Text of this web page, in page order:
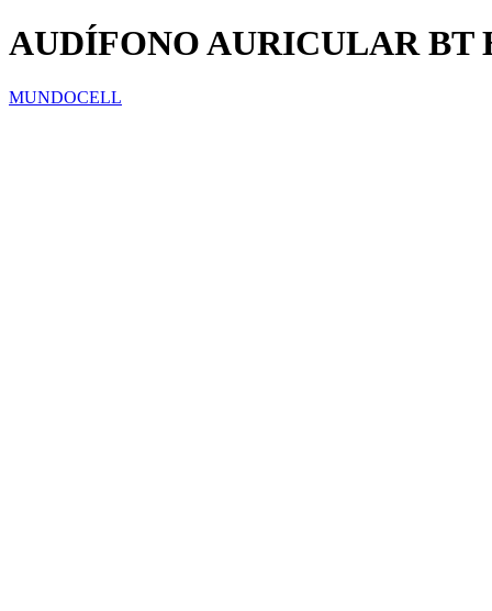
AUDÍFONO AURICULAR BT
MUNDOCELL